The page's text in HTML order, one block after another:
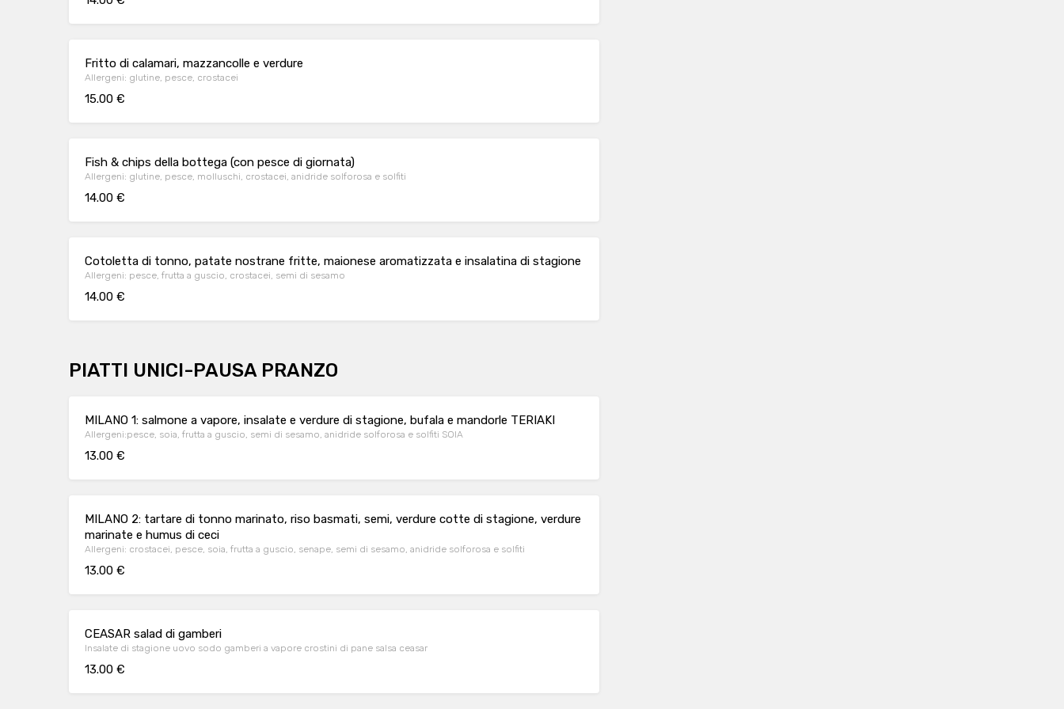
Fritto di calamari, mazzancolle e verdure
Allergeni: glutine, pesce, crostacei
15.00 €
Fish & chips della bottega (con pesce di giornata)
Allergeni: glutine, pesce, molluschi, crostacei, anidride solforosa e solfiti
14.00 €
Cotoletta di tonno, patate nostrane fritte, maionese aromatizzata e insalatina di stagione
Allergeni: pesce, frutta a guscio, crostacei, semi di sesamo
14.00 €
PIATTI UNICI-PAUSA PRANZO
MILANO 1: salmone a vapore, insalate e verdure di stagione, bufala e mandorle TERIAKI
Allergeni:pesce, soia, frutta a guscio, semi di sesamo, anidride solforosa e solfiti SOIA
13.00 €
MILANO 2: tartare di tonno marinato, riso basmati, semi, verdure cotte di stagione, verdure
marinate e humus di ceci
Allergeni: crostacei, pesce, soia, frutta a guscio, senape, semi di sesamo, anidride solforosa e solfiti
13.00 €
CEASAR salad di gamberi
Insalate di stagione uovo sodo gamberi a vapore crostini di pane salsa ceasar
13.00 €